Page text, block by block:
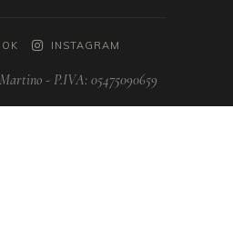
INSTAGRAM
- P.IVA: 05475090659